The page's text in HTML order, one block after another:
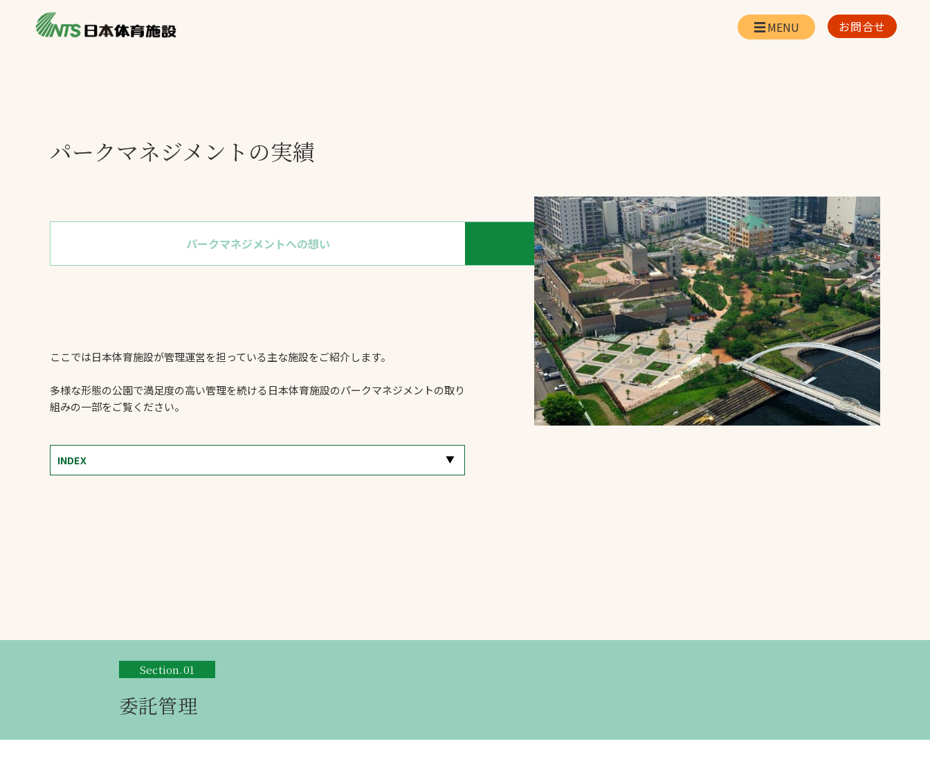
ライブラリ
主力製品
工芝
環境対応ウレタン
クレイ（土）舗装
飛散・流出防止対策
施工・管理実績一覧
アスリートパートナ
ー
採用情報
お取引先の皆様へ
プライバシーポリシ
ー
ソーシャルメディア
ポリシー
文字の見えづらさや操作にお困りの方へ
お問合せ
パークマネジメントの実績
パークマネジメントへの想い パークマネジメントの実績
ここでは日本体育施設が管理運営を担っている主な施設をご紹介します。
多様な形態の公園で満足度の高い管理を続ける日本体育施設のパークマネジメントの取り
組みの一部をご覧ください。
INDEX ▼
Section.01
委託管理